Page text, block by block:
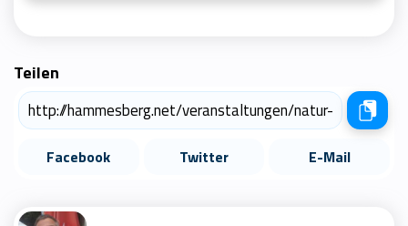
Teilen
Facebook Twitter E-Mail